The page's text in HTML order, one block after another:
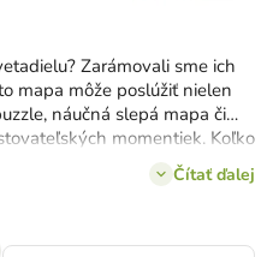
Zarámovali sme ich
mapa môže poslúžiť nielen
náučná slepá mapa či
momentiek. Koľko
a postupne
zážitkov spoza hraníc.
Čítať ďalej